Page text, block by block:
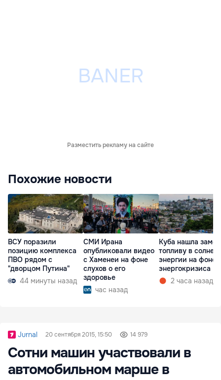
Разместить рекламу на сайте
Похожие новости
ВСУ поразили
позицию комплекса
ПВО рядом с
"дворцом Путина"
44 минуты назад
СМИ Ирана
опубликовали видео
с Хаменеи на фоне
слухов о его
здоровье
час назад
Куба нашла
топливу в
энергии на фоне
энергокризиса
2 часа назад
Jurnal 20 сентября 2015, 15:50 14 979
Сотни машин участвовали в
автомобильном марше в